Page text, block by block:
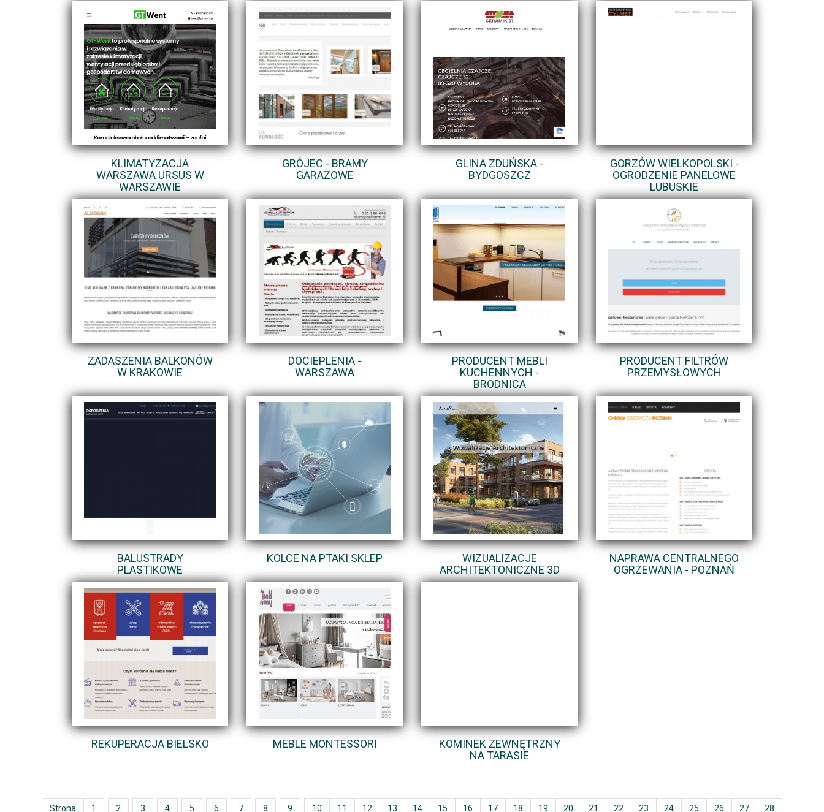
KLIMATYZACJA
WARSZAWA URSUS W
WARSZAWIE
GRÓJEC - BRAMY
GARAŻOWE
GLINA ZDUŃSKA -
BYDGOSZCZ
GORZÓW WIELKOPOLSKI -
OGRODZENIE PANELOWE
LUBUSKIE
ZADASZENIA BALKONÓW
W KRAKOWIE
DOCIEPLENIA -
WARSZAWA
PRODUCENT MEBLI
KUCHENNYCH -
BRODNICA
PRODUCENT FILTRÓW
PRZEMYSŁOWYCH
BALUSTRADY
PLASTIKOWE
KOLCE NA PTAKI SKLEP
WIZUALIZACJE
ARCHITEKTONICZNE 3D
NAPRAWA CENTRALNEGO
OGRZEWANIA - POZNAŃ
REKUPERACJA BIELSKO MEBLE MONTESSORI
KOMINEK ZEWNĘTRZNY
NA TARASIE
Strona 1 2 3 4 5 6 7 8 9 10 11 12 13 14 15 16 17 18 19 20 21 22 23 24 25 26 27 28